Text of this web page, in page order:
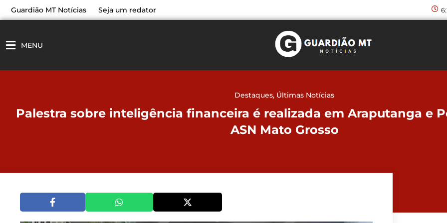
paraGuardião MT Notícias Seja um redator
MENU
Destaques, Últimas Notícias
Palestra sobre inteligência financeira é realizada em Araputanga e
ASN Mato Grosso